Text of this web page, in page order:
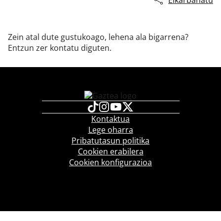
Klisk
Zein atal dute gustukoago, lehena ala bigarrena?
Entzun zer kontatu diguten.
Kontaktua
Lege oharra
Pribatutasun politika
Cookien erabilera
Cookien konfigurazioa